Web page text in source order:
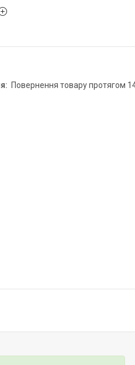
повернення товару протягом